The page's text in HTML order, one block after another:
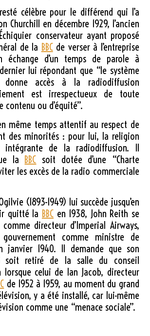
célèbre pour le différend qui l’a
Churchill en décembre 1929, l’ancien
conservateur ayant proposé
de la BBCde verser à l’entreprise
échange d’un temps de parole à
lui répondant que “le système
donne accès à la radiodiffusion
est irrespectueux de toute
contenu ou d’équité”.
même temps attentif au respect de
des minorités : pour lui, la religion
de la radiodiffusion. Il
la BBC soit dotée d’une “Charte
les excès de la radio commerciale
(1893-1949) lui succède jusqu’en
quitté la BBCen 1938, John Reith se
directeur d’Imperial Airways,
comme ministre de
janvier 1940. Il demande que son
soit retiré de la salle du conseil
lorsque celui de Ian Jacob, directeur
de 1952 à 1959, au moment du grand
y a été installé, car lui-même
comme une “menace sociale”.